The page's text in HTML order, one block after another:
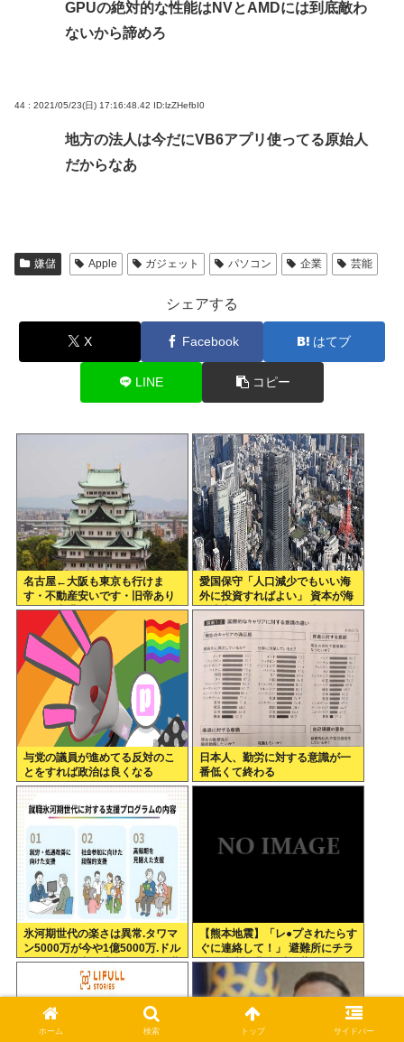
GPUの絶対的な性能はNVとAMDには到底敵わ
ないから諦めろ
44 : 2021/05/23(日) 17:16:48.42 ID:lzZHefbI0
地方の法人は今だにVB6アプリ使ってる原始人
だからなあ
嫌儲 Apple ガジェット パソコン 企業 芸能
シェアする
X Facebook はてブ
LINE コピー
名古屋←大阪も東京も行けま
す・不動産安いです・旧帝あり
ます・空港あります 不人気な理
愛国保守「人口減少でもいい海
外に投資すればよい」 資本が海
外流出し賃金もGDPも上がらず
海外が成長
与党の議員が進めてる反対のこ
とをすれば政治は良くなる
日本人、勤労に対する意識が一
番低くて終わる
氷河期世代の楽さは異常.タワマ
ン5000万が今や1億5000万.ドル
円80円で資産形成.マジで楽な世
【熊本地震】「レ●プされたらす
ぐに連絡して！」 避難所にチラ
シ。 無料で緊急避妊薬を届ける
システムを実現へ
ホーム 検索 トップ サイドバー